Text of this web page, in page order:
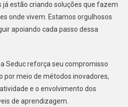
já estão criando soluções que fazem
onde vivem. Estamos orgulhosos
apoiando cada passo dessa
Seduc reforça seu compromisso
por meio de métodos inovadores,
e o envolvimento dos
de aprendizagem.